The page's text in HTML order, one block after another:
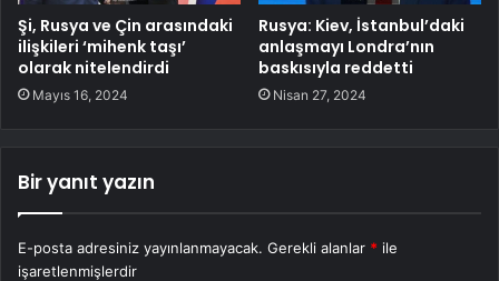
Şi, Rusya ve Çin arasındaki
ilişkileri ‘mihenk taşı’
olarak nitelendirdi
Mayıs 16, 2024
Rusya: Kiev, İstanbul’daki
anlaşmayı Londra’nın
baskısıyla reddetti
Nisan 27, 2024
Bir yanıt yazın
E-posta adresiniz yayınlanmayacak. Gerekli alanlar * ile
işaretlenmişlerdir